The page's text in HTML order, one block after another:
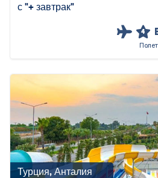
с "+ завтрак"
4
Турция, Анталия